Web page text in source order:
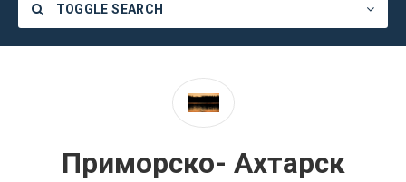
TOGGLE SEARCH
Приморско- Ахтарск